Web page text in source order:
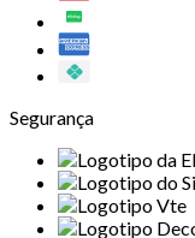
Segurança